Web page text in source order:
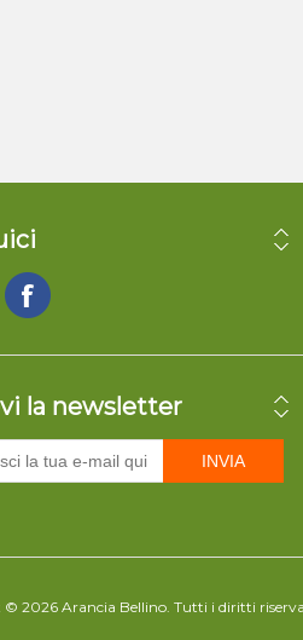
la newsletter
INVIA
2026 Arancia Bellino. Tutti i diritti